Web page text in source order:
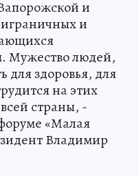
и
и
Мужество людей,
для здоровья, для
на этих
страны, -
«Малая
Владимир